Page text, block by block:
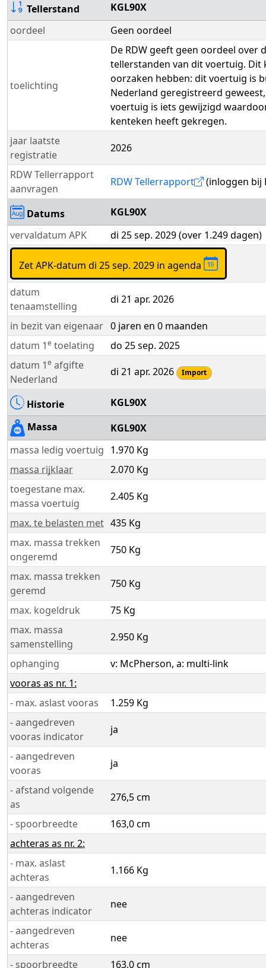
Tellerstand
KGL90X
oordeel
Geen oordeel
toelichting
De RDW geeft geen oordeel over
tellerstanden van dit voertuig. Dit
oorzaken hebben: dit voertuig is
Nederland geregistreerd
voertuig is iets gewijzigd
kenteken heeft gekregen.
jaar laatste
registratie
2026
RDW Tellerrapport
aanvragen
RDW Tellerrapport (inloggen bij
Datums
KGL90X
vervaldatum APK
di 25 sep. 2029 (over 1.249 dagen)
Zet APK-datum di 25 sep. 2029 in agenda
datum
tenaamstelling
di 21 apr. 2026
in bezit van eigenaar 0 jaren en 0 maanden
datum 1e toelating
do 25 sep. 2025
datum 1e afgifte
Nederland
di 21 apr. 2026 Import
Historie
KGL90X
Massa
KGL90X
massa ledig voertuig 1.970 Kg
massa rijklaar
2.070 Kg
toegestane max.
massa voertuig
2.405 Kg
max. te belasten met 435 Kg
max. massa trekken
ongeremd
750 Kg
max. massa trekken
geremd
750 Kg
max. kogeldruk
75 Kg
max. massa
samenstelling
2.950 Kg
ophanging
v: McPherson, a: multi-link
vooras as nr. 1:
- max. aslast vooras
1.259 Kg
- aangedreven
vooras indicator
ja
- aangedreven
vooras
ja
- afstand volgende
as
276,5 cm
- spoorbreedte
163,0 cm
achteras as nr. 2:
- max. aslast
achteras
1.166 Kg
- aangedreven
achteras indicator
nee
- aangedreven
achteras
nee
- spoorbreedte 163,0 cm